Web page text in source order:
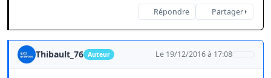
Répondre Partager
Thibault_76 Auteur Le 19/12/2016 à 17:08